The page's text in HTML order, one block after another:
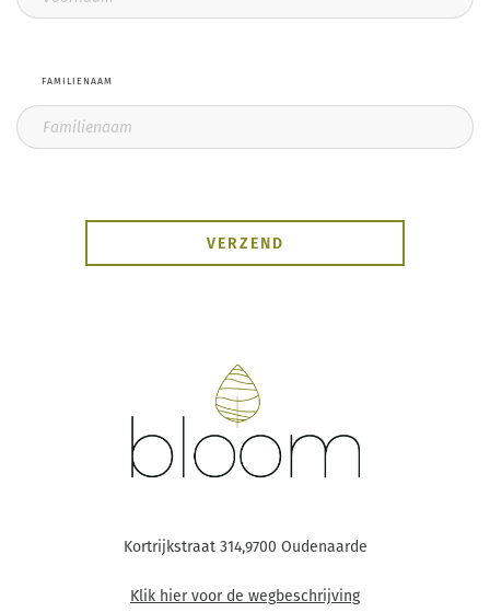
FAMILIENAAM
VERZEND
Kortrijkstraat 314,9700 Oudenaarde
Klik hier voor de wegbeschrijving